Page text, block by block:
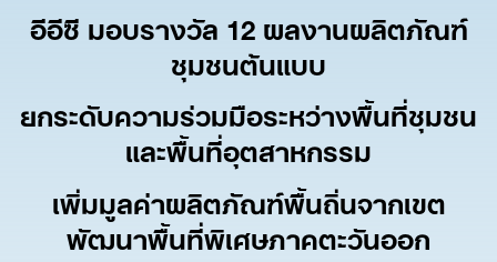
อีอีซี มอบรางวัล 12 ผลงานผลิตภัณฑ์
ชุมชนต้นแบบ
ยกระดับความร่วมมือระหว่างพื้นที่ชุมชน
และพื้นที่อุตสาหกรรม
เพิ่มมูลค่าผลิตภัณฑ์พื้นถิ่นจากเขต
พัฒนาพื้นที่พิเศษภาคตะวันออก